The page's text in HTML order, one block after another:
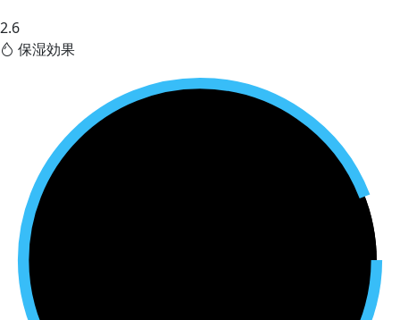
2.6
保湿効果